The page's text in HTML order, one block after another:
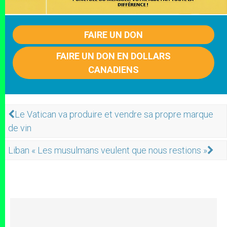
FAIRE UN DON
FAIRE UN DON EN DOLLARS
CANADIENS
Le Vatican va produire et vendre sa propre marque
de vin
Liban « Les musulmans veulent que nous restions »